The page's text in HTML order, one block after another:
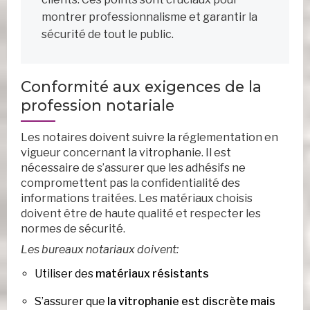
montrer professionnalisme et garantir la
sécurité de tout le public.
Conformité aux exigences de la
profession notariale
Les notaires doivent suivre la réglementation en
vigueur concernant la vitrophanie. Il est
nécessaire de s’assurer que les adhésifs ne
compromettent pas la confidentialité des
informations traitées. Les matériaux choisis
doivent être de haute qualité et respecter les
normes de sécurité.
Les bureaux notariaux doivent:
Utiliser des matériaux résistants
S’assurer que la vitrophanie est discrète mais